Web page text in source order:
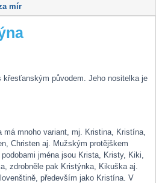
mír
křesťanským původem. Jeho nositelka je
mnoho variant, mj. Kristina, Kristína,
Christen aj. Mužským protějškem
jména jsou Krista, Kristy, Kiki,
zdrobněle pak Kristýnka, Kikuška aj.
především jako Kristína. V